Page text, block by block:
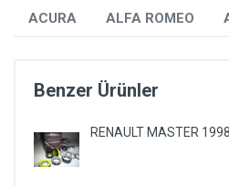
ACURA ALFA ROMEO
Benzer Ürünler
RENAULT MASTER